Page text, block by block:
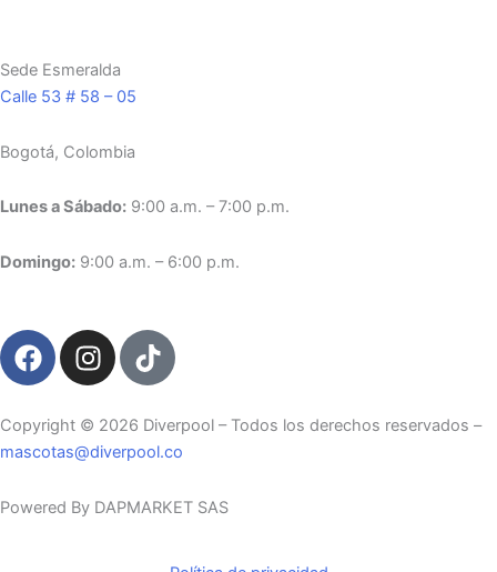
Sede Esmeralda
Calle 53 # 58 – 05
Bogotá, Colombia
Lunes a Sábado: 9:00 a.m. – 7:00 p.m.
Domingo: 9:00 a.m. – 6:00 p.m.
F
a
e
b
o
I
n
t
a
r
T
i
t
o
Copyright ©️ 2026 Diverpool – Todos los derechos reservados –
mascotas@diverpool.co
Powered By DAPMARKET SAS